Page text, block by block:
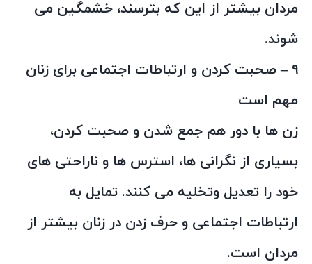
مردان بیشتر از این که بترسند، خشمگین می
شوند.
۹ – صحبت کردن و ارتباطات اجتماعی برای زنان
مهم است
زن ها با دور هم جمع شدن و صحبت کردن،
بسیاری از نگرانی ها، استرس ها و ناراحتی های
خود را تعدیل وتخلیه می کنند. تمایل به
ارتباطات اجتماعی و حرف زدن در زنان بیشتر از
مردان است.